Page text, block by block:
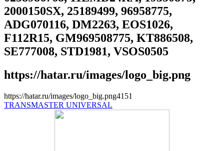
2000150SX, 25189499, 96958775,
ADG070116, DM2263, EOS1026,
F112R15, GM969508775, KT886508,
SE777008, STD1981, VSOS0505
https://hatar.ru/images/logo_big.png
https://hatar.ru/images/logo_big.png41 51
TRANSMASTER UNIVERSAL